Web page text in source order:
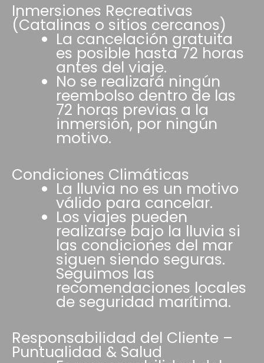
Inmersiones Recreativas
(Catalinas o sitios cercanos)
La cancelación gratuita
es posible hasta 72 horas
antes del viaje.
No se realizará ningún
reembolso dentro de las
72 horas previas a la
inmersión, por ningún
motivo.
Condiciones Climáticas
La lluvia no es un motivo
válido para cancelar.
Los viajes pueden
realizarse bajo la lluvia si
las condiciones del mar
siguen siendo seguras.
Seguimos las
recomendaciones locales
de seguridad marítima.
Responsabilidad del Cliente –
Puntualidad & Salud